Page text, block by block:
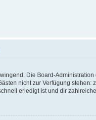
Die Board-
nicht zur Verfügung
erledigt ist und dir